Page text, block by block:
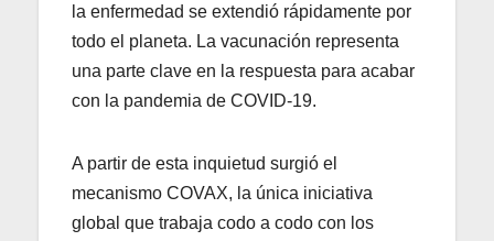
la enfermedad se extendió rápidamente por
todo el planeta. La vacunación representa
una parte clave en la respuesta para acabar
con la pandemia de COVID-19.
A partir de esta inquietud surgió el
mecanismo COVAX, la única iniciativa
global que trabaja codo a codo con los